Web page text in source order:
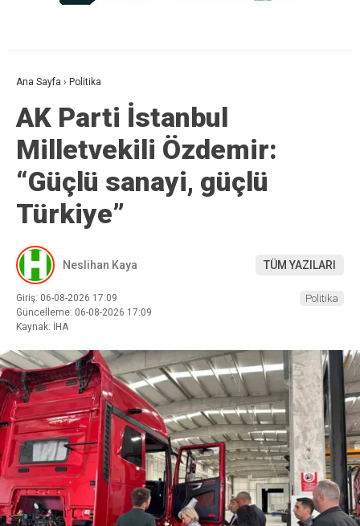
Ana Sayfa › Politika
AK Parti İstanbul
Milletvekili Özdemir:
“Güçlü sanayi, güçlü
Türkiye”
Neslihan Kaya TÜM YAZILARI
Giriş: 06-08-2026 17:09
Güncelleme: 06-08-2026 17:09
Kaynak: İHA
Politika